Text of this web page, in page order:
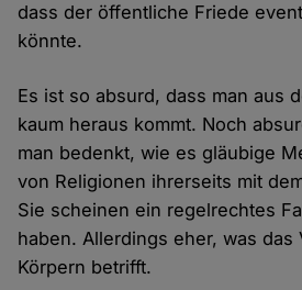
dass der öffentliche Friede
könnte.
Es ist so absurd, dass man aus
kaum heraus kommt. Noch
man bedenkt, wie es gläubige
von Religionen ihrerseits mit
Sie scheinen ein regelrechtes
haben. Allerdings eher, was das
Körpern betrifft.